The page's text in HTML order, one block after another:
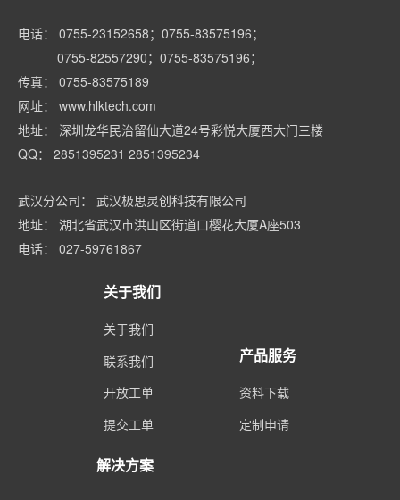
电话： 0755-23152658；0755-83575196；
0755-82557290；0755-83575196；
传真： 0755-83575189
网址： www.hlktech.com
地址： 深圳龙华民治留仙大道24号彩悦大厦西大门三楼
QQ： 2851395231 2851395234
武汉分公司： 武汉极思灵创科技有限公司
地址： 湖北省武汉市洪山区街道口樱花大厦A座503
电话： 027-59761867
关于我们
关于我们
联系我们
开放工单
提交工单
产品服务
资料下载
定制申请
解决方案